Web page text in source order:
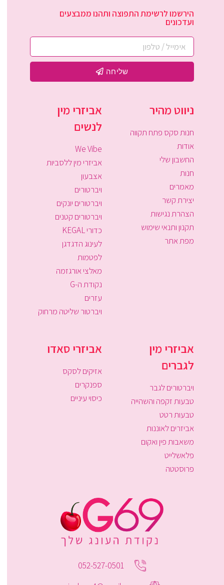
הירשמו לרשימת התפוצה ותהנו ממבצעים
ועדכונים
שליחה
ניווט מהיר
חנות סקס פתח תקווה
אודות
החשבון שלי
חנות
מאמרים
יצירת קשר
הצהרת נגישות
תקנון ותנאי שימוש
מפת אתר
אביזרי מין
לנשים
We Vibe
אביזרי מין ללסביות
אצבעון
ויברטורים
ויברטורים יונקים
ויברטורים קטנים
כדורי KEGAL
לעינוג הדגדגן
לפטמות
מאלצי אורגזמה
נקודת ה-G
עזרים
ויברטור שליטה מרחוק
אביזרי מין
לגברים
ויברטורים לגבר
טבעות זקפה והשהייה
טבעות רטט
אביזרים לאוננות
משאבות פין ואקום
פלאשלייט
פרוסטטה
אביזרי סאדו
אזיקים לסקס
ספנקרים
כיסוי עיניים
052-527-0501